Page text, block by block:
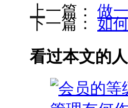
上一篇： 做
下一篇： 如
看过本文的